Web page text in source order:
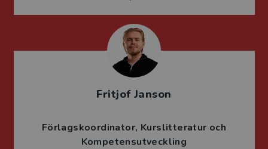
Fritjof Janson
Förlagskoordinator Kurslitteratur och
Kompetensutveckling